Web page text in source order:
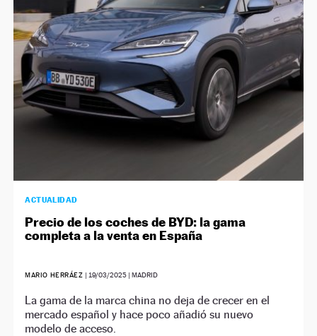
NEWSLETTER
SÍGUENOS
ACTUALIDAD
Precio de los coches de BYD: la gama
completa a la venta en España
MARIO HERRÁEZ | 19/03/2025| MADRID
La gama de la marca china no deja de crecer en el
mercado español y hace poco añadió su nuevo
modelo de acceso.